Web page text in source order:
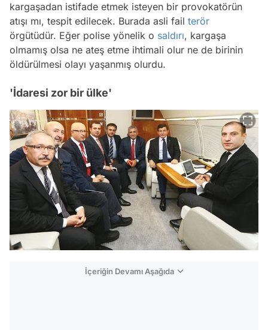
kargaşadan istifade etmek isteyen bir provokatörün
atışı mı, tespit edilecek. Burada asli fail terör
örgütüdür. Eğer polise yönelik o saldırı, kargaşa
olmamış olsa ne ateş etme ihtimali olur ne de birinin
öldürülmesi olayı yaşanmış olurdu.
'İdaresi zor bir ülke'
İçeriğin Devamı Aşağıda